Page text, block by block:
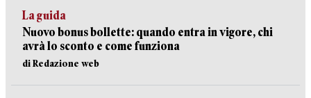
La guida
Nuovo bonus bollette: quando entra in vigore, chi
avrà lo sconto e come funziona
di Redazione web